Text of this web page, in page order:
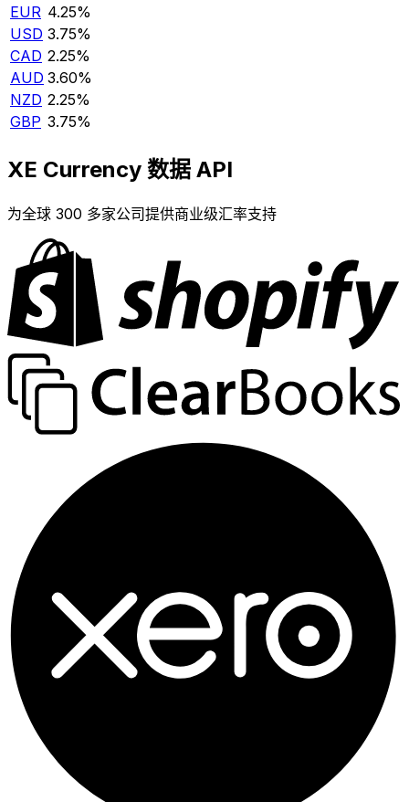
EUR 4.25%
USD 3.75%
CAD 2.25%
AUD 3.60%
NZD 2.25%
GBP 3.75%
XE Currency 数据 API
为全球 300 多家公司提供商业级汇率支持